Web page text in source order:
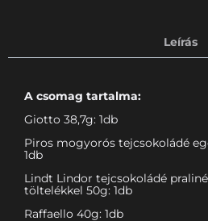
Leírás
A csomag tartalma:
Giotto 38,7g: 1db
Piros mogyorós tejcsokoládé
1db
Lindt Lindor tejcsokoládé
töltelékkel 50g: 1db
Raffaello 40g: 1db